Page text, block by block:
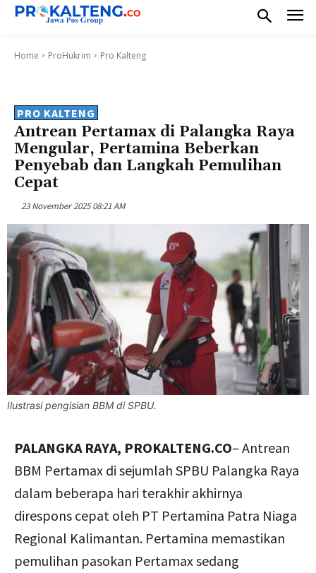
Home ProHukrim Pro Kalteng
PRO KALTENG
Antrean Pertamax di Palangka Raya
Mengular, Pertamina Beberkan
Penyebab dan Langkah Pemulihan
Cepat
23 November 2025 08:21 AM
Ilustrasi pengisian BBM di SPBU.
PALANGKA RAYA, PROKALTENG.CO– Antrean
BBM Pertamax di sejumlah SPBU Palangka Raya
dalam beberapa hari terakhir akhirnya
direspons cepat oleh PT Pertamina Patra Niaga
Regional Kalimantan. Pertamina memastikan
pemulihan pasokan Pertamax sedang